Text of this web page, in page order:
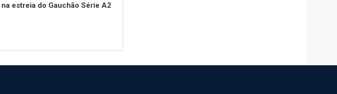
na estreia do Gauchão Série A2